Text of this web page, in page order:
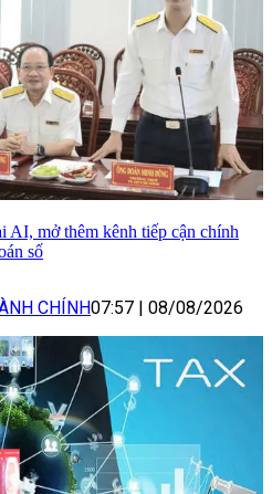
AI, mở thêm kênh tiếp cận chính
số
CHÍNH07:57 08/08/2026